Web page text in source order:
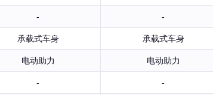
- -
承载式车身 承载式车身
电动助力 电动助力
- -